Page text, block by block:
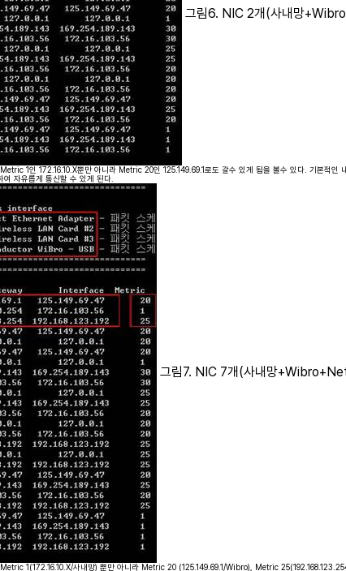
그림6. NIC 2개(사내망
1인 172.16.10.X뿐만 아니라 Metric 20인 125.149.69.1로도 갈수 있게 됨을 볼수 있다. 기본적인
자유롭게 통신할 수 있게 된다.
그림7. NIC 7개(사내망
1(172.16.10.X/사내망) 뿐만 아니라 Metric 20 (125.149.69.1/Wibro), Metric